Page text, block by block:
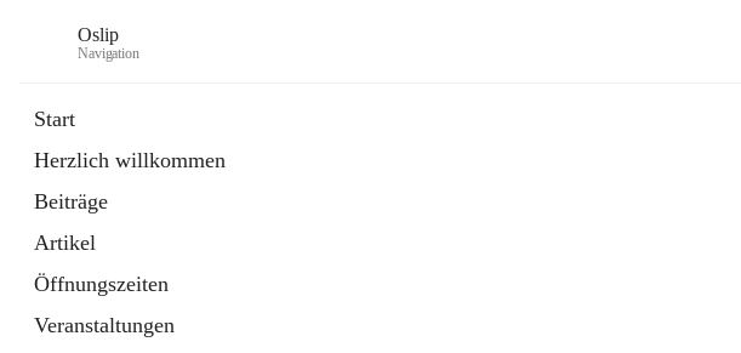
Oslip
Navigation
Start
Herzlich willkommen
Beiträge
Artikel
Öffnungszeiten
Veranstaltungen